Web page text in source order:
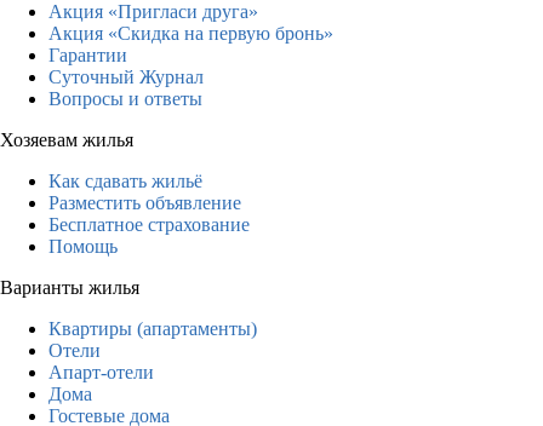
Акция «Пригласи друга»
Акция «Скидка на первую бронь»
Гарантии
Суточный Журнал
Вопросы и ответы
Хозяевам жилья
Как сдавать жильё
Разместить объявление
Бесплатное страхование
Помощь
Варианты жилья
Квартиры (апартаменты)
Отели
Апарт-отели
Дома
Гостевые дома